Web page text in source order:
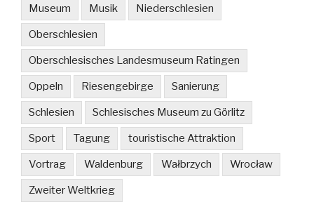
Museum Musik Niederschlesien
Oberschlesien
Oberschlesisches Landesmuseum Ratingen
Oppeln Riesengebirge Sanierung
Schlesien Schlesisches Museum zu Görlitz
Sport Tagung touristische Attraktion
Vortrag Waldenburg Wałbrzych Wrocław
Zweiter Weltkrieg